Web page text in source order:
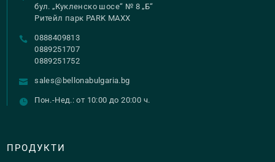
бул. „Кукленско шосе“ № 8 „Б“
Ритейл парк PARK MAXX
0888409813
0889251707
0889251752
sales@bellonabulgaria.bg
Пон.-Нед.: от 10:00 до 20:00 ч.
ПРОДУКТИ